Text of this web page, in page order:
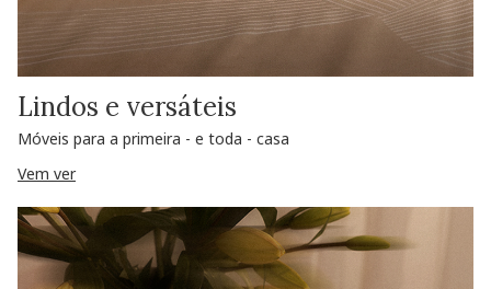
Lindos e versáteis
Móveis para a primeira - e toda - casa
Vem ver